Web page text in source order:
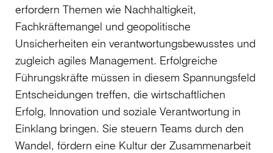
erfordern Themen wie Nachhaltigkeit,
Fachkräftemangel und geopolitische
Unsicherheiten ein verantwortungsbewusstes und
zugleich agiles Management. Erfolgreiche
Führungskräfte müssen in diesem Spannungsfeld
Entscheidungen treffen, die wirtschaftlichen
Erfolg, Innovation und soziale Verantwortung in
Einklang bringen. Sie steuern Teams durch den
Wandel, fördern eine Kultur der Zusammenarbeit